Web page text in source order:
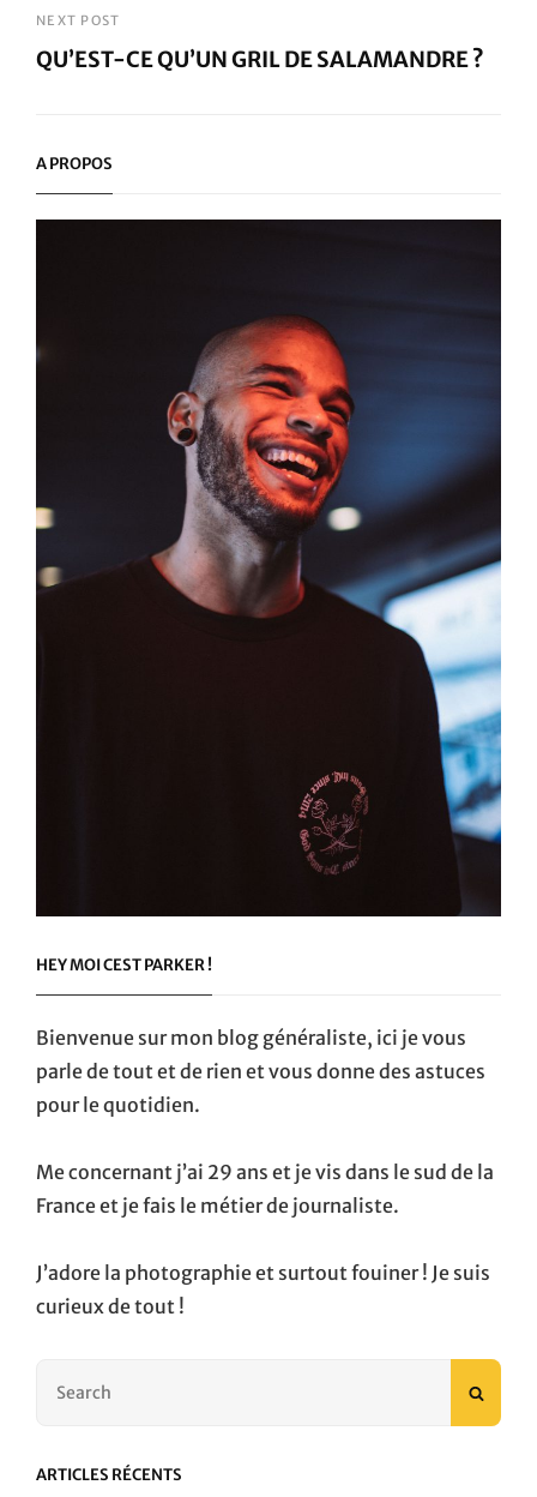
Post
NEXT POST
QU’EST-CE QU’UN GRIL DE SALAMANDRE ?
A PROPOS
HEY MOI CEST PARKER !
Bienvenue sur mon blog généraliste, ici je vous
parle de tout et de rien et vous donne des astuces
pour le quotidien.
Me concernant j’ai 29 ans et je vis dans le sud de la
France et je fais le métier de journaliste.
J’adore la photographie et surtout fouiner ! Je suis
curieux de tout !
ARTICLES RÉCENTS